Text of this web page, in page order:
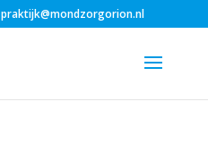
praktijk@mondzorgorion.nl